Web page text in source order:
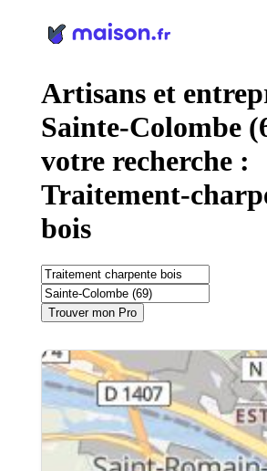
Artisans et
Sainte-Colombe
votre recherche :
Traitement-
bois
Trouver mon Pro